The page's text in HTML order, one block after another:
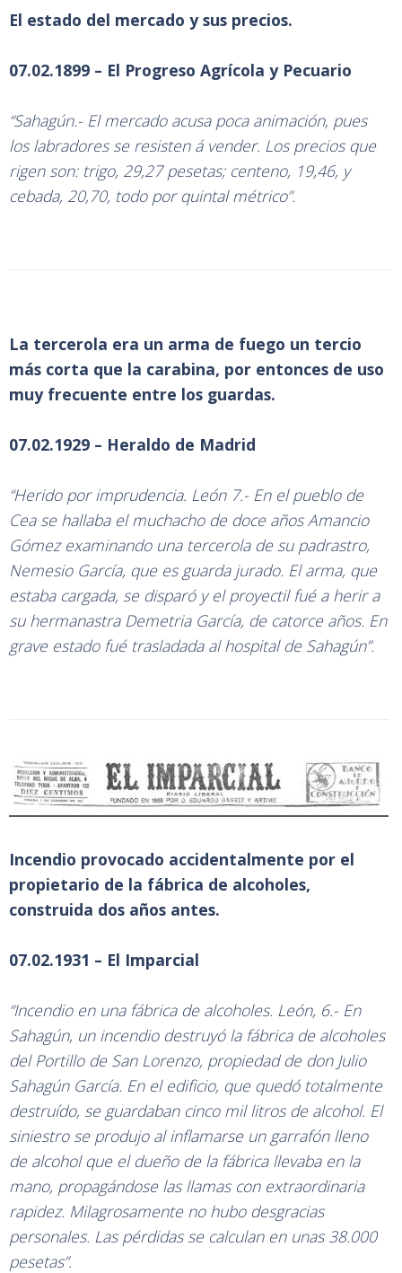
El estado del mercado y sus precios.
07.02.1899 – El Progreso Agrícola y Pecuario
“Sahagún.- El mercado acusa poca animación, pues
los labradores se resisten á vender. Los precios que
rigen son: trigo, 29,27 pesetas; centeno, 19,46, y
cebada, 20,70, todo por quintal métrico”.
La tercerola era un arma de fuego un tercio
más corta que la carabina, por entonces de uso
muy frecuente entre los guardas.
07.02.1929 – Heraldo de Madrid
“Herido por imprudencia. León 7.- En el pueblo de
Cea se hallaba el muchacho de doce años Amancio
Gómez examinando una tercerola de su padrastro,
Nemesio García, que es guarda jurado. El arma, que
estaba cargada, se disparó y el proyectil fué a herir a
su hermanastra Demetria García, de catorce años. En
grave estado fué trasladada al hospital de Sahagún”.
Incendio provocado accidentalmente por el
propietario de la fábrica de alcoholes,
construida dos años antes.
07.02.1931 – El Imparcial
“Incendio en una fábrica de alcoholes. León, 6.- En
Sahagún, un incendio destruyó la fábrica de alcoholes
del Portillo de San Lorenzo, propiedad de don Julio
Sahagún García. En el edificio, que quedó totalmente
destruído, se guardaban cinco mil litros de alcohol. El
siniestro se produjo al inflamarse un garrafón lleno
de alcohol que el dueño de la fábrica llevaba en la
mano, propagándose las llamas con extraordinaria
rapidez. Milagrosamente no hubo desgracias
personales. Las pérdidas se calculan en unas 38.000
pesetas”.